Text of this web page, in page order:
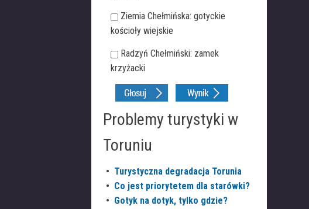
Ziemia Chełmińska: gotyckie
kościoły wiejskie
Radzyń Chełmiński: zamek
krzyżacki
Problemy turystyki w
Toruniu
• Turystyczna degradacja Torunia
• Co jest priorytetem dla starówki?
• Gotyk na dotyk, tylko gdzie?